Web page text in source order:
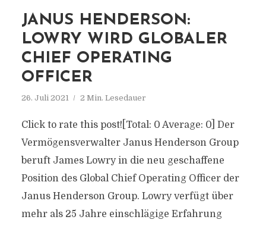
JANUS HENDERSON:
LOWRY WIRD GLOBALER
CHIEF OPERATING
OFFICER
26. Juli 2021 2 Min. Lesedauer
Click to rate this post![Total: 0 Average: 0] Der
Vermögensverwalter Janus Henderson Group
beruft James Lowry in die neu geschaffene
Position des Global Chief Operating Officer der
Janus Henderson Group. Lowry verfügt über
mehr als 25 Jahre einschlägige Erfahrung